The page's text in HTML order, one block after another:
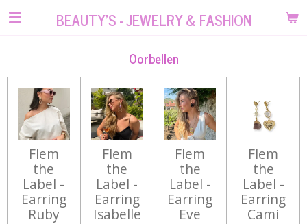
Ga
hoofdinhoud
BEAUTY'S - JEWELRY & FASHION
Oorbellen
Flem
the
Label -
Earring
Ruby
Flem
the
Label -
Earring
Isabelle
Flem
the
Label -
Earring
Eve
Flem
the
Label -
Earring
Cami